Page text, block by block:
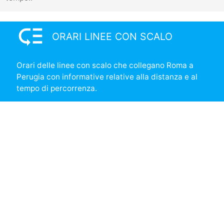
low_priority ORARI LINEE CON SCALO
Orari delle linee con scalo che collegano Roma a
Perugia con informative relative alla distanza e al
tempo di percorrenza.